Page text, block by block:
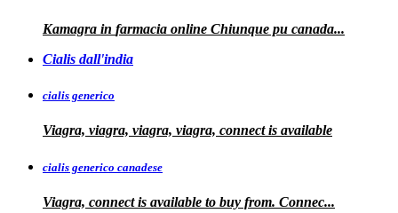
Kamagra in farmacia online Chiunque pu canada...
Cialis dall'india
cialis generico
Viagra, viagra, viagra, viagra, connect is available
cialis generico canadese
Viagra, connect is available to buy from. Connec...